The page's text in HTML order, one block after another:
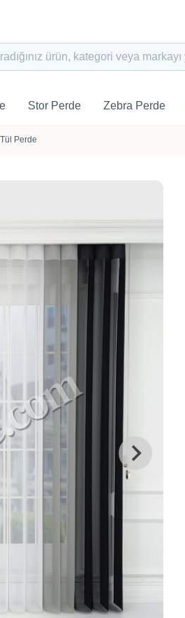
Stor Perde Zebra Perde
Perde